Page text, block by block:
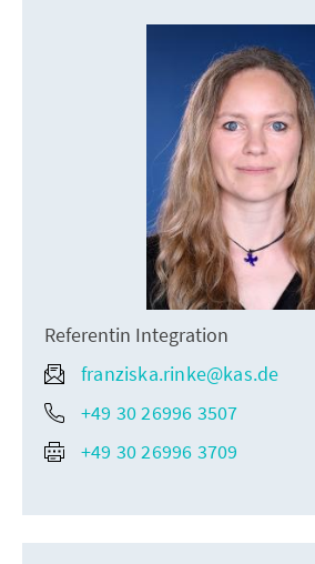
Referentin Integration
franziska.rinke@kas.de
+49 30 26996 3507
+49 30 26996 3709